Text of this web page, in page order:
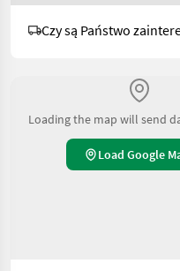
Czy są Państwo
Loading the map will send
Load Google